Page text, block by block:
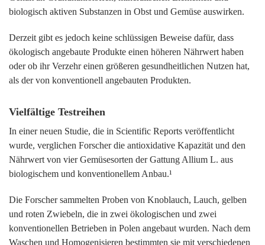
biologisch aktiven Substanzen in Obst und Gemüse auswirken.
Derzeit gibt es jedoch keine schlüssigen Beweise dafür, dass
ökologisch angebaute Produkte einen höheren Nährwert haben
oder ob ihr Verzehr einen größeren gesundheitlichen Nutzen hat,
als der von konventionell angebauten Produkten.
Vielfältige Testreihen
In einer neuen Studie, die in Scientific Reports veröffentlicht
wurde, verglichen Forscher die antioxidative Kapazität und den
Nährwert von vier Gemüsesorten der Gattung Allium L. aus
biologischem und konventionellem Anbau.¹
Die Forscher sammelten Proben von Knoblauch, Lauch, gelben
und roten Zwiebeln, die in zwei ökologischen und zwei
konventionellen Betrieben in Polen angebaut wurden. Nach dem
Waschen und Homogenisieren bestimmten sie mit verschiedenen